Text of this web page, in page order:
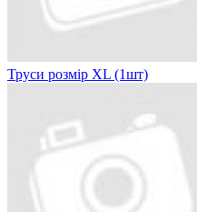
Труси розмір XL (1шт)